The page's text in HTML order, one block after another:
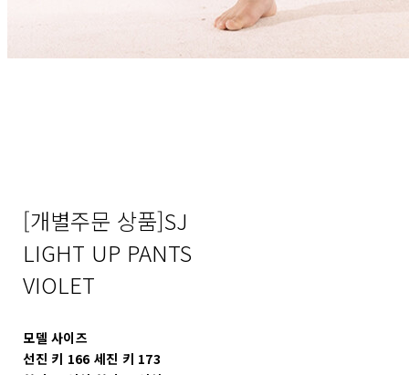
[개별주문 상품]SJ
LIGHT UP PANTS
VIOLET
모델 사이즈
선진 키 166 세진 키 173